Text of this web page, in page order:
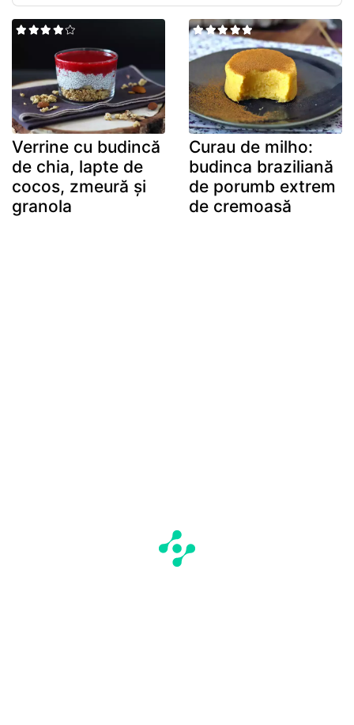
Verrine cu budincă
de chia, lapte de
cocos, zmeură și
granola
Curau de milho:
budinca braziliană
de porumb extrem
de cremoasă